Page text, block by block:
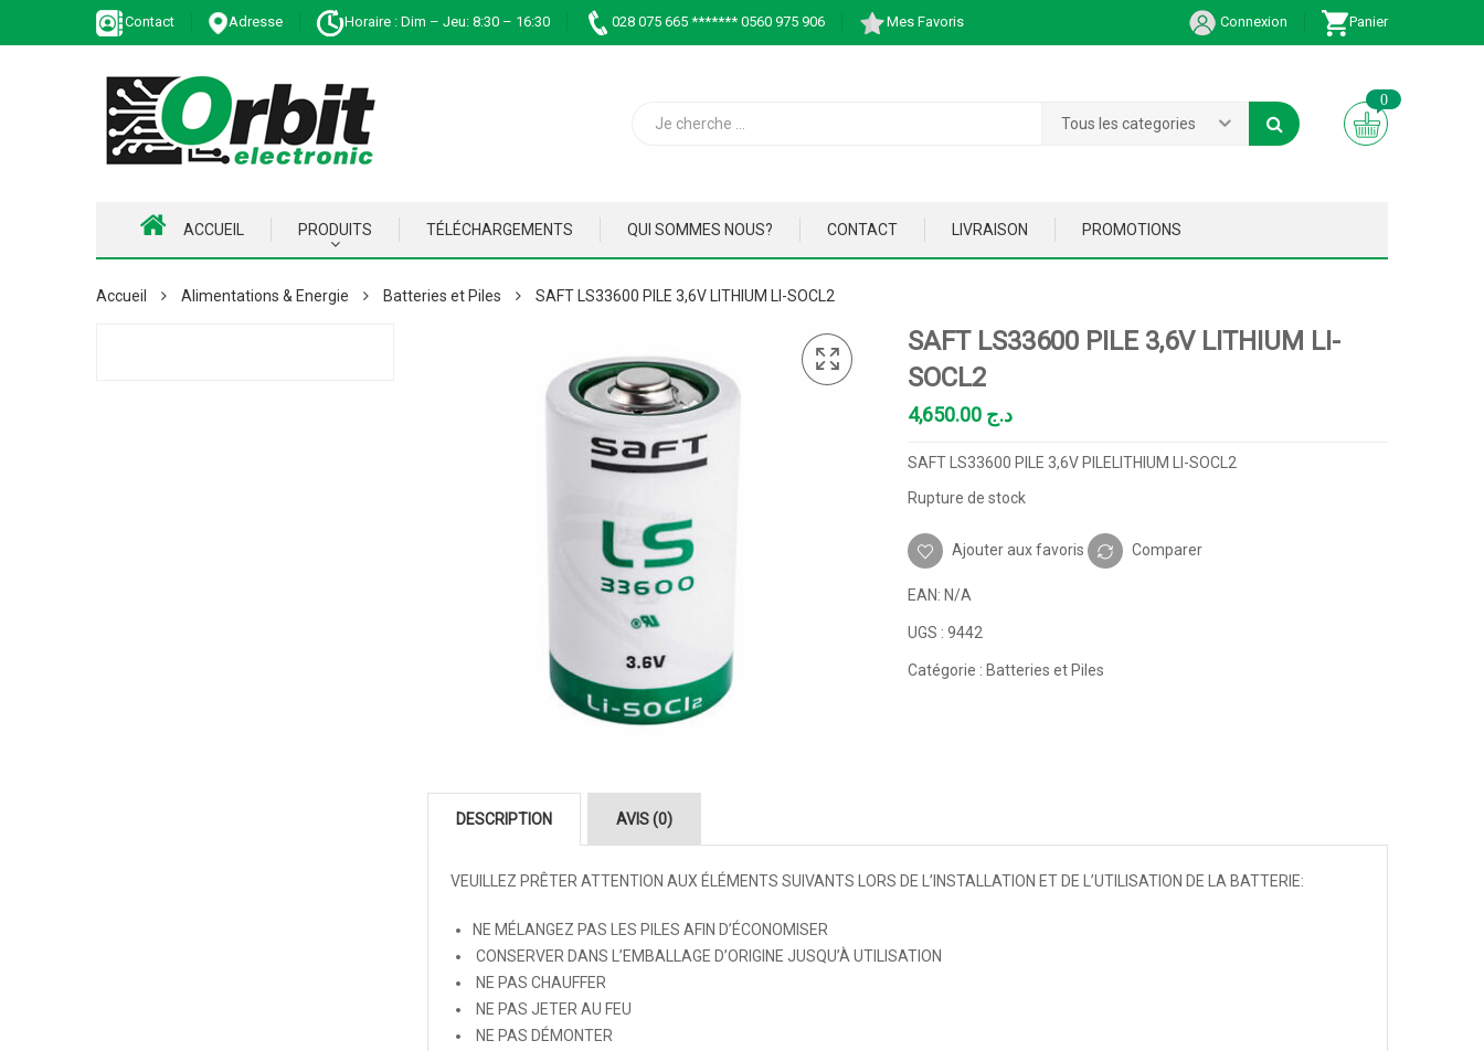
Contact Adresse Horaire : Dim – Jeu: 8:30 – 16:30 028 075 665 ******* 0560 975 906 Mes Favoris Connexion Panier
Tous les categories
0
ACCUEIL PRODUITS TÉLÉCHARGEMENTS QUI SOMMES NOUS? CONTACT LIVRAISON PROMOTIONS
Accueil Alimentations & Energie Batteries et Piles SAFT LS33600 PILE 3,6V LITHIUM LI-SOCL2
SAFT LS33600 PILE 3,6V LITHIUM LI-
SOCL2
د.ج
SAFT LS33600 PILE 3,6V PILELITHIUM LI-SOCL2
Rupture de stock
Ajouter aux favoris Comparer
EAN: N/A
UGS : 9442
Catégorie : Batteries et Piles
DESCRIPTION AVIS (0)
VEUILLEZ PRÊTER ATTENTION AUX ÉLÉMENTS SUIVANTS LORS DE L’INSTALLATION ET DE L’UTILISATION DE LA BATTERIE:
NE MÉLANGEZ PAS LES PILES AFIN D’ÉCONOMISER
CONSERVER DANS L’EMBALLAGE D’ORIGINE JUSQU’À UTILISATION
NE PAS CHAUFFER
NE PAS JETER AU FEU
NE PAS DÉMONTER